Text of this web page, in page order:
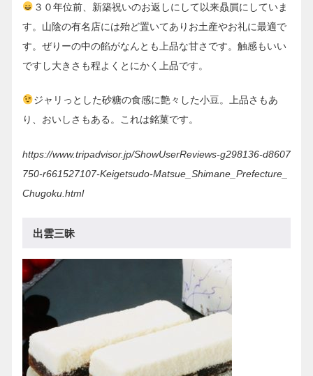
３０年位前、新築祝いのお返しにして以来贔屓にしていま
す。山陰の有名店には殆ど置いてありお土産やお礼に最適で
す。ぜりーの中の餡がなんとも上品な甘さです。触感もいい
ですし大きさも程よくとにかく上品です。
ジャリっとした砂糖の食感に艶々した小豆。上品さもあ
り、おいしさもある。これは銘菓です。
https://www.tripadvisor.jp/ShowUserReviews-g298136-d8607
750-r661527107-Keigetsudo-Matsue_Shimane_Prefecture_
Chugoku.html
出雲三昧